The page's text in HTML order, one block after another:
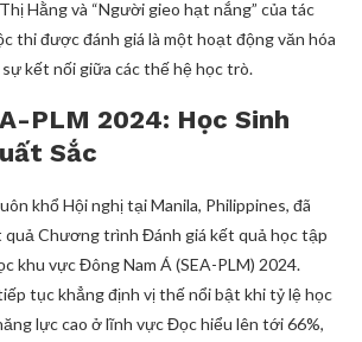
Hằng và “Người gieo hạt nắng” của tác
thi được đánh giá là một hoạt động văn hóa
kết nối giữa các thế hệ học trò.
PLM 2024: Học Sinh
Sắc
khổ Hội nghị tại Manila, Philippines, đã
quả Chương trình Đánh giá kết quả học tập
khu vực Đông Nam Á (SEA-PLM) 2024.
tục khẳng định vị thế nổi bật khi tỷ lệ học
lực cao ở lĩnh vực Đọc hiểu lên tới 66%,